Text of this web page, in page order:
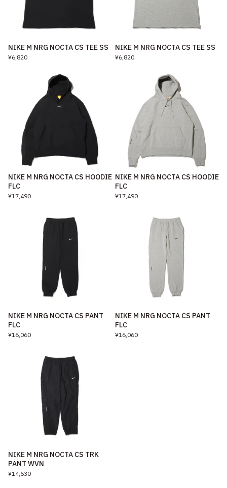
NIKE M NRG NOCTA CS TEE SS
¥6,820
NIKE M NRG NOCTA CS TEE SS
¥6,820
NIKE M NRG NOCTA CS HOODIE
FLC
¥17,490
NIKE M NRG NOCTA CS HOODIE
FLC
¥17,490
NIKE M NRG NOCTA CS PANT
FLC
¥16,060
NIKE M NRG NOCTA CS PANT
FLC
¥16,060
NIKE M NRG NOCTA CS TRK
PANT WVN
¥14,630